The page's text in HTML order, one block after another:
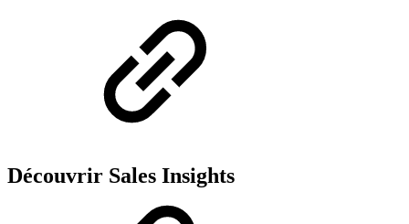
Découvrir Sales Insights